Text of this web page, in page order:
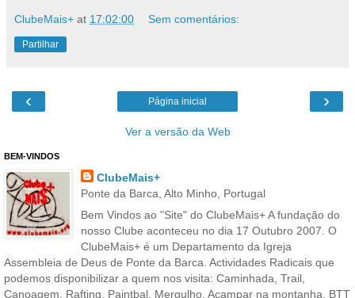
ClubeMais+ at 17:02:00 Sem comentários:
Partilhar
‹ ›
Página inicial
Ver a versão da Web
BEM-VINDOS
ClubeMais+
Ponte da Barca, Alto Minho, Portugal
Bem Vindos ao "Site" do ClubeMais+ A fundação do
nosso Clube aconteceu no dia 17 Outubro 2007. O
ClubeMais+ é um Departamento da Igreja
Assembleia de Deus de Ponte da Barca. Actividades Radicais que
podemos disponibilizar a quem nos visita: Caminhada, Trail,
Canoagem, Rafting, Paintbal, Mergulho, Acampar na montanha, BTT